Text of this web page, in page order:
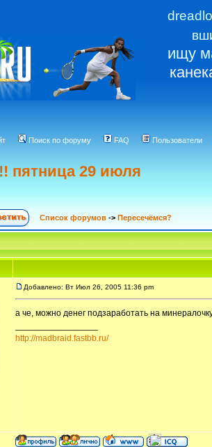
ищу
Поиск по форуму FAQ Пользователи
пятница 29 июля
Список форумов -> Пересечёмся?
Добавлено: Вт Июл 26, 2005 11:36 pm
а че, можно денег подзаработать на
http://madbraid.fastbb.ru/